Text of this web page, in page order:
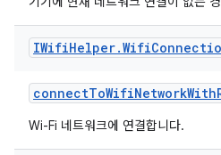
IWifiHelper.Wifi
connectToWifiNetworkWith
Wi-Fi 네트워크에 연결합니다.